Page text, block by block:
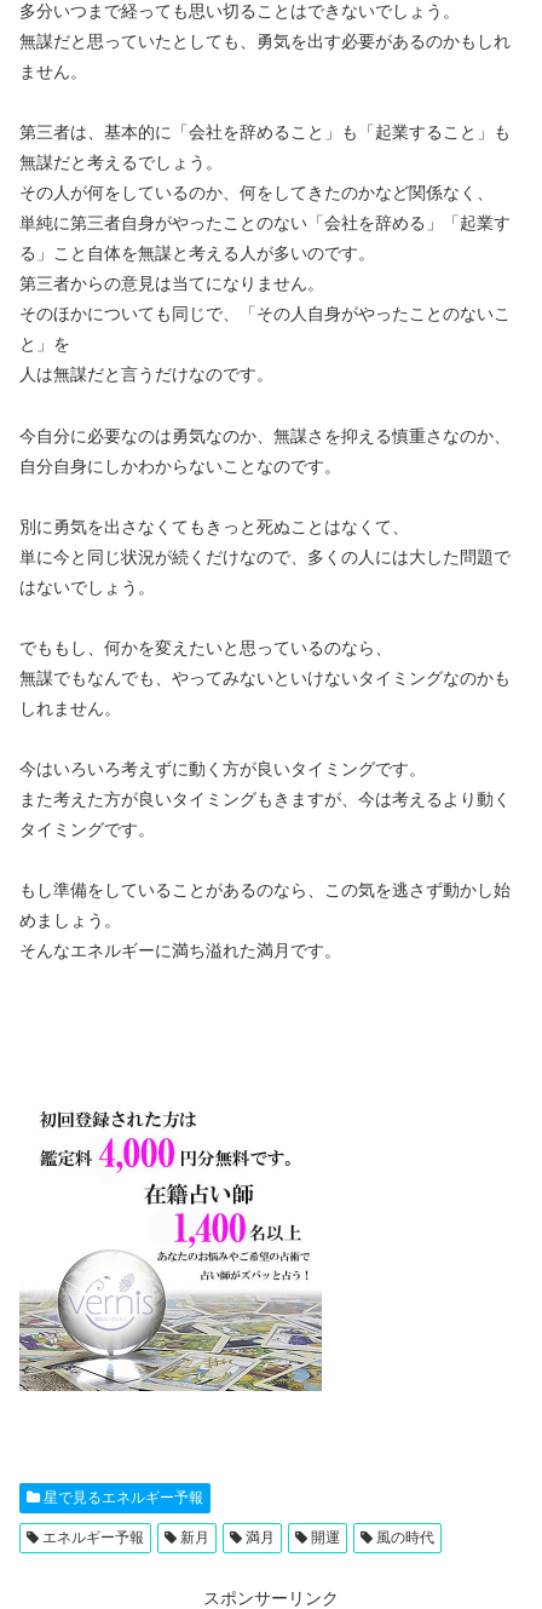
多分いつまで経っても思い切ることはできないでしょう。
無謀だと思っていたとしても、勇気を出す必要があるのかもしれ
ません。
第三者は、基本的に「会社を辞めること」も「起業すること」も
無謀だと考えるでしょう。
その人が何をしているのか、何をしてきたのかなど関係なく、
単純に第三者自身がやったことのない「会社を辞める」「起業す
る」こと自体を無謀と考える人が多いのです。
第三者からの意見は当てになりません。
そのほかについても同じで、「その人自身がやったことのないこ
と」を
人は無謀だと言うだけなのです。
今自分に必要なのは勇気なのか、無謀さを抑える慎重さなのか、
自分自身にしかわからないことなのです。
別に勇気を出さなくてもきっと死ぬことはなくて、
単に今と同じ状況が続くだけなので、多くの人には大した問題で
はないでしょう。
でももし、何かを変えたいと思っているのなら、
無謀でもなんでも、やってみないといけないタイミングなのかも
しれません。
今はいろいろ考えずに動く方が良いタイミングです。
また考えた方が良いタイミングもきますが、今は考えるより動く
タイミングです。
もし準備をしていることがあるのなら、この気を逃さず動かし始
めましょう。
そんなエネルギーに満ち溢れた満月です。
星で見るエネルギー予報
エネルギー予報 新月 満月 開運 風の時代
スポンサーリンク